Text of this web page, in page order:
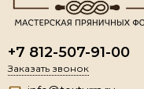
+7 812-507-91-00
Заказать звонок